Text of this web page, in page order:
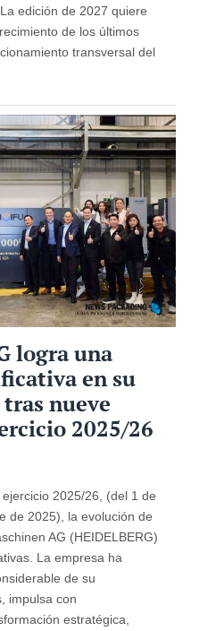
edición de 2027 quiere
de los últimos
transversal del
logra una
en su
nueve
2025/26
2025/26, (del 1 de
de 2025), la evolución de
AG (HEIDELBERG)
La empresa ha
de su
impulsa con
estratégica,